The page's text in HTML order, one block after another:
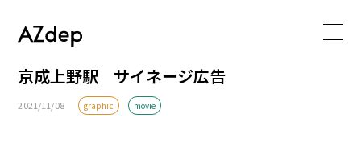
京成上野駅 サイネージ広告
2021/11/08 graphic movie